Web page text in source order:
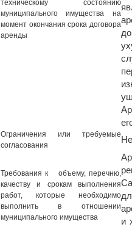
техническому состоянию
муниципального имущества на
момент окончания срока договора
аренды
Ограничения или требуемые
согласования
Требования к объему, перечню,
качеству и срокам выполнения
работ, которые необходимо
выполнить в отношении
муниципального имущества
и